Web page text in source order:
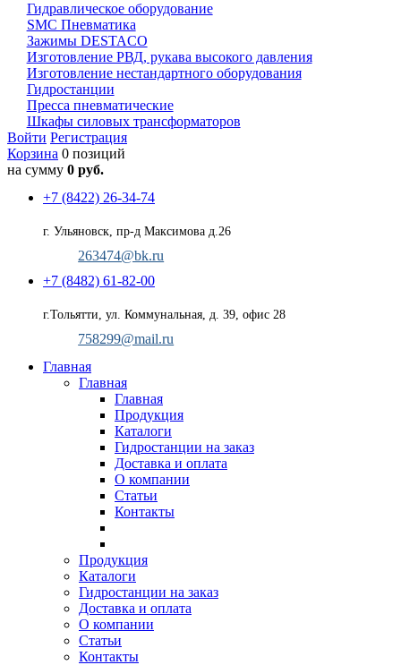
Гидравлическое оборудование
SMC Пневматика
Зажимы DESTACO
Изготовление РВД, рукава высокого давления
Изготовление нестандартного оборудования
Гидростанции
Пресса пневматические
Шкафы силовых трансформаторов
Войти Регистрация
Корзина 0 позиций
на сумму 0 руб.
+7 (8422) 26-34-74
г. Ульяновск, пр-д Максимова д.26
263474@bk.ru
+7 (8482) 61-82-00
г.Тольятти, ул. Коммунальная, д. 39, офис 28
758299@mail.ru
Главная
Главная
Главная
Продукция
Каталоги
Гидростанции на заказ
Доставка и оплата
О компании
Статьи
Контакты
Продукция
Каталоги
Гидростанции на заказ
Доставка и оплата
О компании
Статьи
Контакты